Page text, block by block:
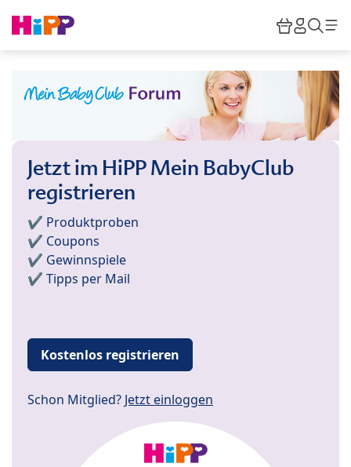
HiPP
Jetzt im HiPP Mein BabyClub
registrieren
✔️ Produktproben
✔️ Coupons
✔️ Gewinnspiele
✔️ Tipps per Mail
Kostenlos registrieren
Schon Mitglied? Jetzt einloggen